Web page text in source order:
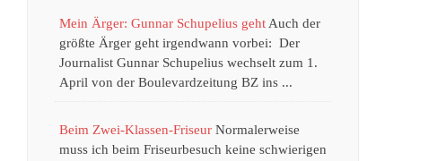
Mein Ärger: Gunnar Schupelius geht Auch der
größte Ärger geht irgendwann vorbei: Der
Journalist Gunnar Schupelius wechselt zum 1.
April von der Boulevardzeitung BZ ins ...
Beim Zwei-Klassen-Friseur Normalerweise
muss ich beim Friseurbesuch keine schwierigen